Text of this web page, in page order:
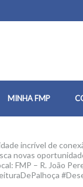
MINHA FMP
incrível de
novas
FMP – R. João